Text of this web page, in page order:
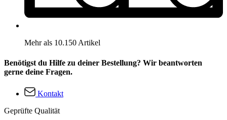
Mehr als 10.150 Artikel
Benötigst du Hilfe zu deiner Bestellung? Wir beantworten
gerne deine Fragen.
Kontakt
Geprüfte Qualität